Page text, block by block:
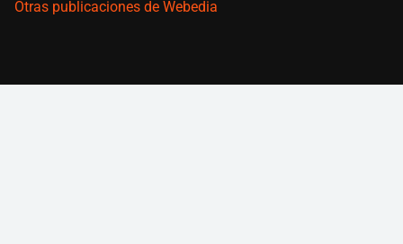
Otras publicaciones de Webedia